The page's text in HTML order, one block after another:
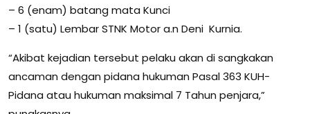
– 6 (enam) batang mata Kunci
– 1 (satu) Lembar STNK Motor a.n Deni Kurnia.
“Akibat kejadian tersebut pelaku akan di sangkakan
ancaman dengan pidana hukuman Pasal 363 KUH-
Pidana atau hukuman maksimal 7 Tahun penjara,”